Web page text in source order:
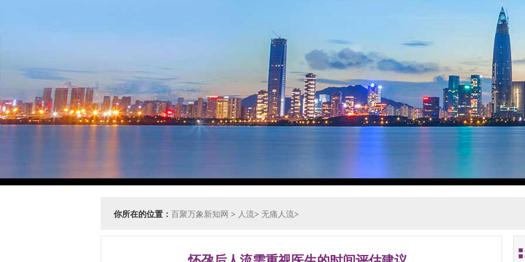
你所在的位置： 百聚万象新知网 > 人流> 无痛人流>